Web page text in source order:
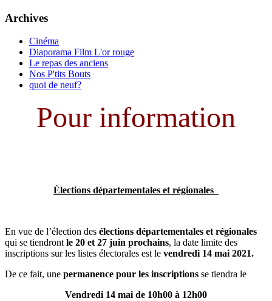
Archives
Cinéma
Diaporama Film L'or rouge
Le repas des anciens
Nos P'tits Bouts
quoi de neuf?
Pour information
Élections départementales et régionales
En vue de l’élection des élections départementales et régionales
qui se tiendront le 20 et 27 juin prochains, la date limite des
inscriptions sur les listes électorales est le vendredi 14 mai 2021.
De ce fait, une permanence pour les inscriptions se tiendra le
Vendredi 14 mai de 10h00 à 12h00